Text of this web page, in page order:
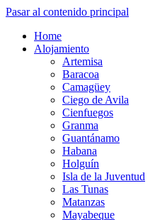
Pasar al contenido principal
Home
Alojamiento
Artemisa
Baracoa
Camagüey
Ciego de Avila
Cienfuegos
Granma
Guantánamo
Habana
Holguín
Isla de la Juventud
Las Tunas
Matanzas
Mayabeque